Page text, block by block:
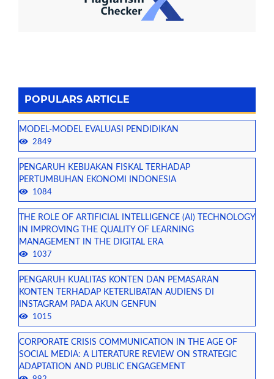
POPULARS ARTICLE
MODEL-MODEL EVALUASI PENDIDIKAN
2849
PENGARUH KEBIJAKAN FISKAL TERHADAP
PERTUMBUHAN EKONOMI INDONESIA
1084
THE ROLE OF ARTIFICIAL INTELLIGENCE (AI) TECHNOLOGY
IN IMPROVING THE QUALITY OF LEARNING
MANAGEMENT IN THE DIGITAL ERA
1037
PENGARUH KUALITAS KONTEN DAN PEMASARAN
KONTEN TERHADAP KETERLIBATAN AUDIENS DI
INSTAGRAM PADA AKUN GENFUN
1015
CORPORATE CRISIS COMMUNICATION IN THE AGE OF
SOCIAL MEDIA: A LITERATURE REVIEW ON STRATEGIC
ADAPTATION AND PUBLIC ENGAGEMENT